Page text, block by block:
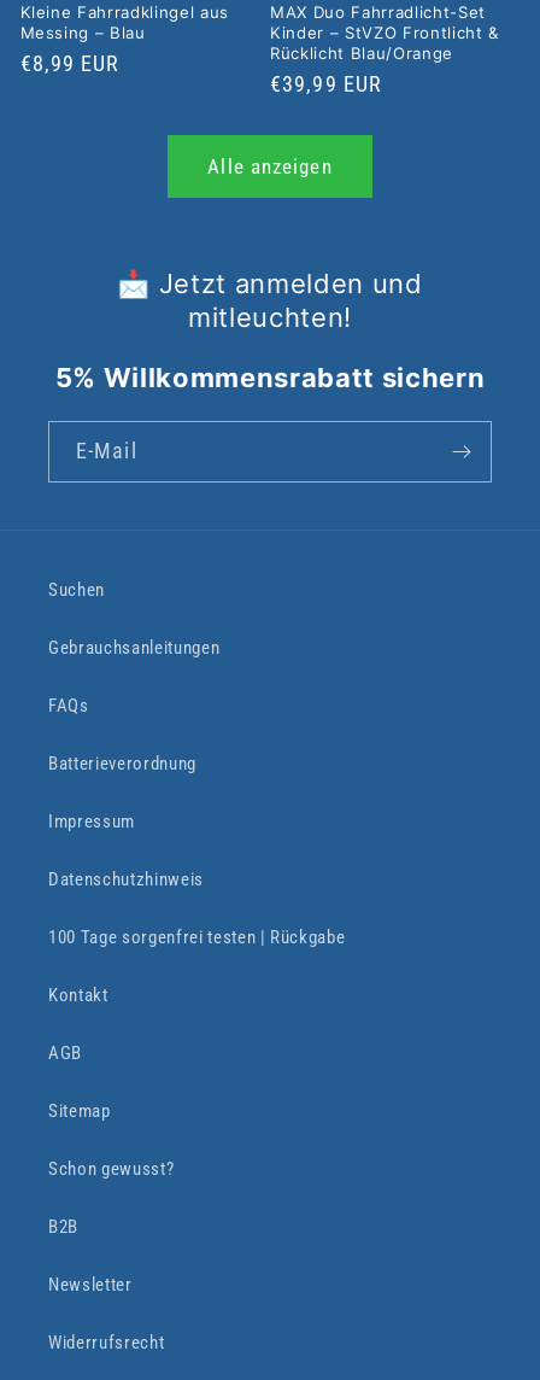
Kleine Fahrradklingel aus
Messing – Blau
Normaler
€8,99 EUR
MAX Duo Fahrradlicht-Set
Kinder – StVZO Frontlicht &
Rücklicht Blau/Orange
Normaler
€39,99 EUR
Alle anzeigen
📩 Jetzt anmelden und
mitleuchten!
5% Willkommensrabatt sichern
E-Mail
Suchen
Gebrauchsanleitungen
FAQs
Batterieverordnung
Impressum
Datenschutzhinweis
100 Tage sorgenfrei testen | Rückgabe
Kontakt
AGB
Sitemap
Schon gewusst?
B2B
Newsletter
Widerrufsrecht